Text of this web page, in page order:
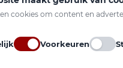
Alle rechten
cookies om content en
Voorkeuren